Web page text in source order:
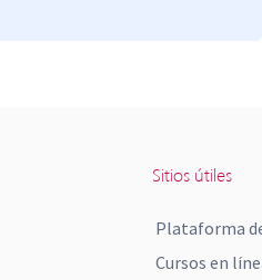
Sitios útiles
Plataforma
Cursos en